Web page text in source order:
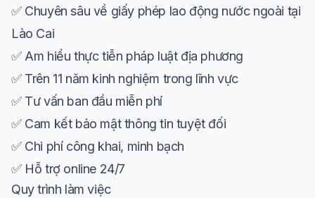
✅ Chuyên sâu về giấy phép lao động nước ngoài tại
Lào Cai
✅ Am hiểu thực tiễn pháp luật địa phương
✅ Trên 11 năm kinh nghiệm trong lĩnh vực
✅ Tư vấn ban đầu miễn phí
✅ Cam kết bảo mật thông tin tuyệt đối
✅ Chi phí công khai, minh bạch
✅ Hỗ trợ online 24/7
Quy trình làm việc